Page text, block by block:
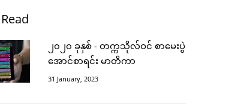
၂၀၂၀ ခုနှစ် - တက္ကသိုလ်ဝင် စာမေးပွဲ
အောင်စာရင်း မာတိကာ
31 January, 2023